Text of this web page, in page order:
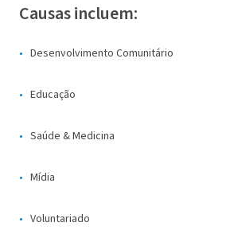
Causas incluem:
Desenvolvimento Comunitário
Educação
Saúde & Medicina
Mídia
Voluntariado